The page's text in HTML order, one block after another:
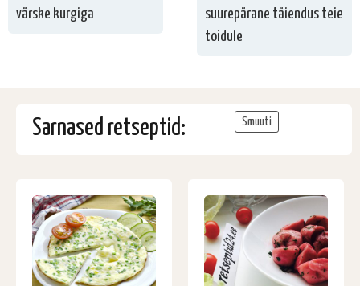
värske kurgiga
suurepärane täiendus teie
toidule
Sarnased retseptid: Smuuti